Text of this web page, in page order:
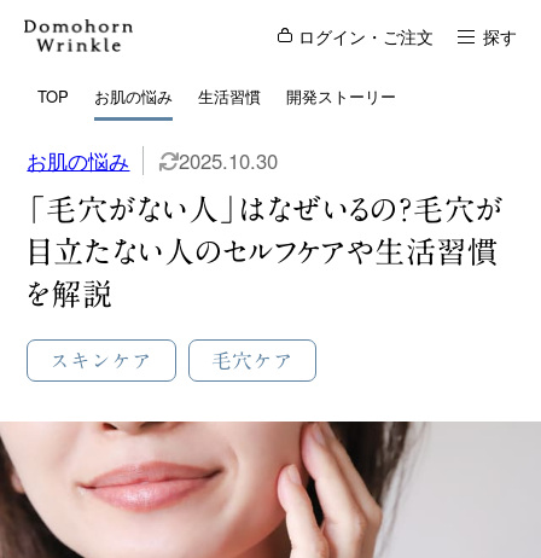
ログイン・ご注文 探す
TOP お肌の悩み 生活習慣 開発ストーリー
お肌の悩み 2025.10.30
「毛穴がない人」はなぜいるの？毛穴が
目立たない人のセルフケアや生活習慣
を解説
スキンケア 毛穴ケア